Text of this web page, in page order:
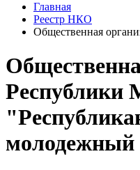
Главная
Реестр НКО
Общественная
Республики
молодежный